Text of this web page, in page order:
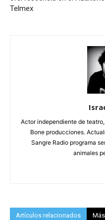
Telmex
Actor independiente de
Bone producciones.
Sangre Radio programa
animales
Artículos relacionados